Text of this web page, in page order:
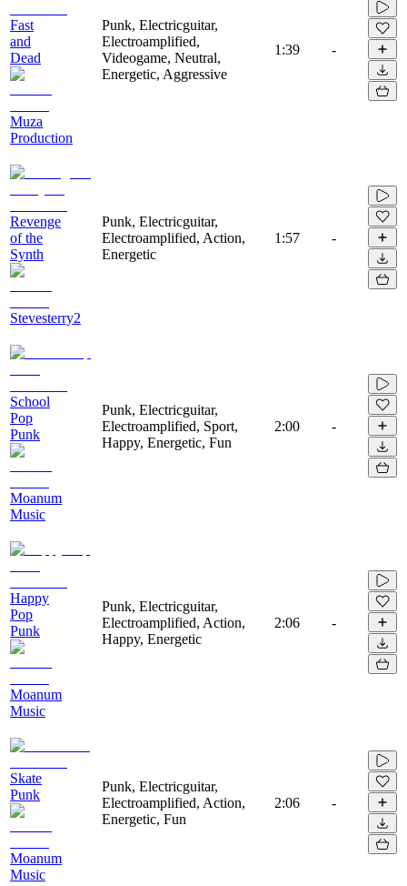
Fast
and
Dead
Muza
Production
Punk, Electricguitar,
Electroamplified,
Videogame, Neutral,
Energetic, Aggressive
1:39 -
Revenge
of the
Synth
Stevesterry2
Punk, Electricguitar,
Electroamplified, Action,
Energetic
1:57 -
School
Pop
Punk
Moanum
Music
Punk, Electricguitar,
Electroamplified, Sport,
Happy, Energetic, Fun
2:00 -
Happy
Pop
Punk
Moanum
Music
Punk, Electricguitar,
Electroamplified, Action,
Happy, Energetic
2:06 -
Skate
Punk
Moanum
Music
Punk, Electricguitar,
Electroamplified, Action,
Energetic, Fun
2:06 -